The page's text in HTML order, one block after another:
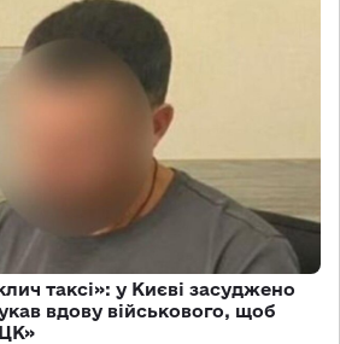
таксі»: у Києві засуджено
вдову військового, щоб